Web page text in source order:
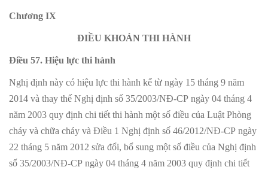
Chương IX
ĐIỀU KHOẢN THI HÀNH
Điều 57. Hiệu lực thi hành
Nghị định này có hiệu lực thi hành kể từ ngày 15 tháng 9 năm
2014 và thay thế Nghị định số 35/2003/NĐ-CP ngày 04 tháng 4
năm 2003 quy định chi tiết thi hành một số điều của Luật Phòng
cháy và chữa cháy và Điều 1 Nghị định số 46/2012/NĐ-CP ngày
22 tháng 5 năm 2012 sửa đổi, bổ sung một số điều của Nghị định
số 35/2003/NĐ-CP ngày 04 tháng 4 năm 2003 quy định chi tiết